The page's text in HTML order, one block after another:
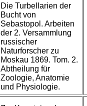
Die Turbellarien der
Bucht von
Sebastopol. Arbeiten
der 2. Versammlung
russischer
Naturforscher zu
Moskau 1869. Tom. 2.
Abtheilung für
Zoologie, Anatomie
und Physiologie.